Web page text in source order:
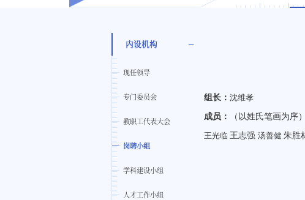
内设机构
现任领导
专门委员会
教职工代表大会
岗聘小组
学科建设小组
人才工作小组
组长： 沈维孝
成员： （以姓氏笔画为序）
王光临 王志强 汤善健 朱胜